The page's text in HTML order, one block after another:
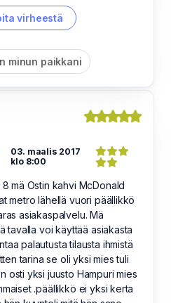
virheestä
minun paikkani
03. maalis 2017
klo 8:00
mä Ostin kahvi McDonald
metro lähellä vuori päällikkö
asiakaspalvelu. Mä
tavalla voi käyttää asiakasta
palautusta tilausta ihmistä
tarina se oli yksi mies tuli
osti yksi juusto Hampuri mies
.päällikkö ei yksi kerta